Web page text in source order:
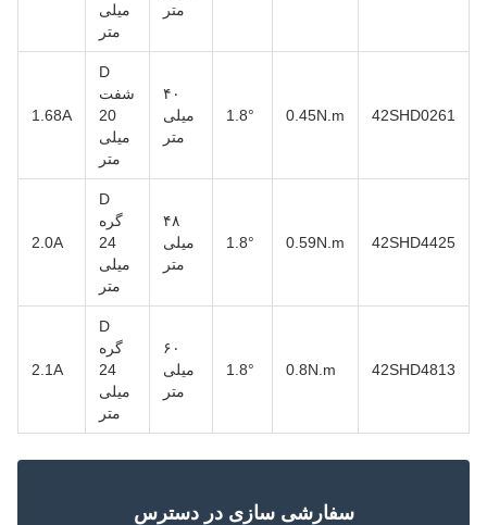
متر
میلی
متر
42SHD0261
0.45N.m
1.8°
۴۰
میلی
متر
D
شفت
20
میلی
متر
1.68A
42SHD4425
0.59N.m
1.8°
۴۸
میلی
متر
D
گره
24
میلی
متر
2.0A
42SHD4813
0.8N.m
1.8°
۶۰
میلی
متر
D
گره
24
میلی
متر
2.1A
سفارشی سازی در دسترس